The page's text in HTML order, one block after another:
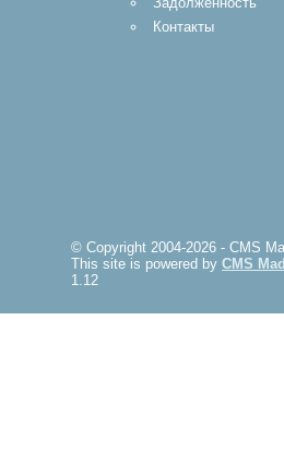
Контакты
© Copyright 2004-2026 - CMS
This site is powered by CMS
1.12